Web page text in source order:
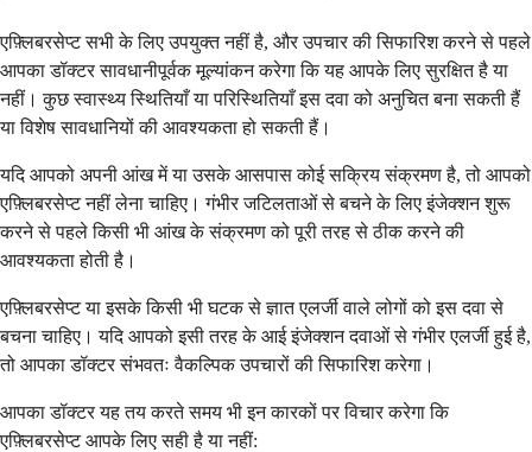
एफ़्लिबरसेप्ट सभी के लिए उपयुक्त नहीं है, और उपचार की सिफारिश करने से पहले
आपका डॉक्टर सावधानीपूर्वक मूल्यांकन करेगा कि यह आपके लिए सुरक्षित है या
नहीं। कुछ स्वास्थ्य स्थितियाँ या परिस्थितियाँ इस दवा को अनुचित बना सकती हैं
या विशेष सावधानियों की आवश्यकता हो सकती हैं।
यदि आपको अपनी आंख में या उसके आसपास कोई सक्रिय संक्रमण है, तो आपको
एफ़्लिबरसेप्ट नहीं लेना चाहिए। गंभीर जटिलताओं से बचने के लिए इंजेक्शन शुरू
करने से पहले किसी भी आंख के संक्रमण को पूरी तरह से ठीक करने की
आवश्यकता होती है।
एफ़्लिबरसेप्ट या इसके किसी भी घटक से ज्ञात एलर्जी वाले लोगों को इस दवा से
बचना चाहिए। यदि आपको इसी तरह के आई इंजेक्शन दवाओं से गंभीर एलर्जी हुई है,
तो आपका डॉक्टर संभवतः वैकल्पिक उपचारों की सिफारिश करेगा।
आपका डॉक्टर यह तय करते समय भी इन कारकों पर विचार करेगा कि
एफ़्लिबरसेप्ट आपके लिए सही है या नहीं: